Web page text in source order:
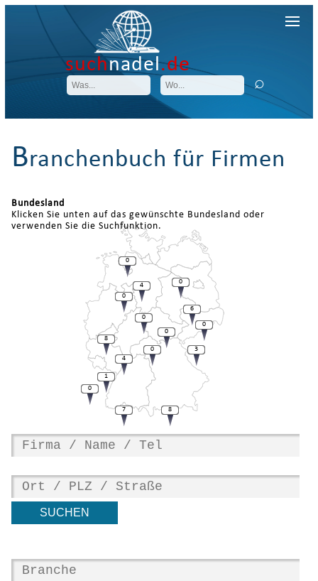
suchnadel.de
Branchenbuch für Firmen
Bundesland
Klicken Sie unten auf das gewünschte Bundesland oder
verwenden Sie die Suchfunktion.
3
0
8
6
0
0
4
0
0
0
0
4
1
7
0
8